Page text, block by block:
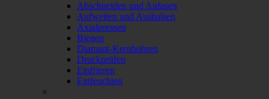
Abschneiden und Anfasen
Aufweiten und Aushalsen
Axialpressen
Biegen
Diamant-Kernbohren
Druckprüfen
Einfrieren
Entfeuchten